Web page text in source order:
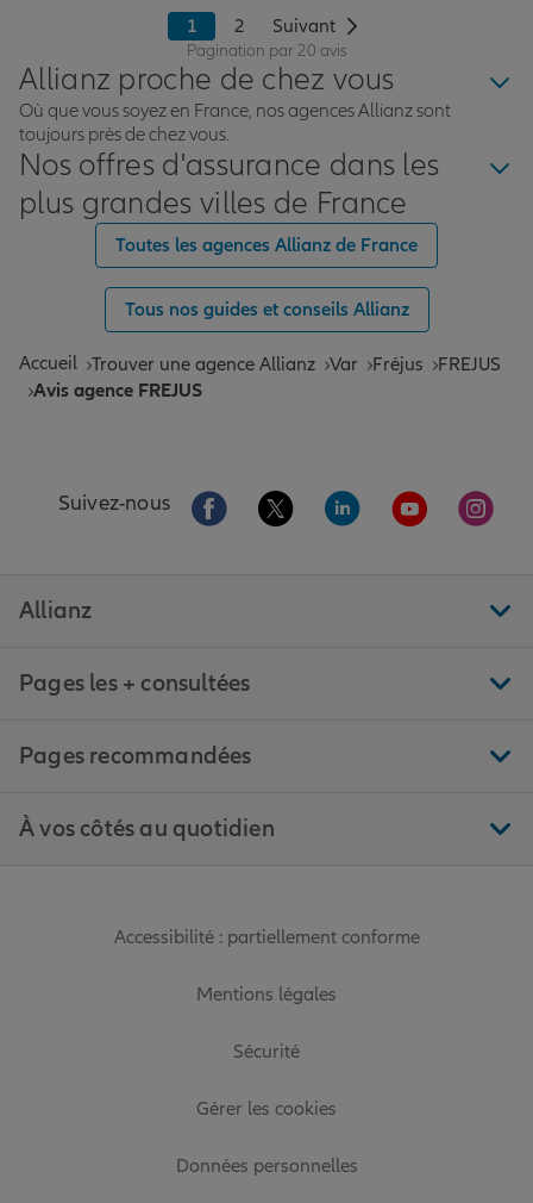
1 2 Suivant
Pagination par 20 avis
Allianz proche de chez vous
Où que vous soyez en France, nos agences Allianz sont
toujours près de chez vous.
Nos offres d'assurance dans les
plus grandes villes de France
Toutes les agences Allianz de France
Tous nos guides et conseils Allianz
Accueil Trouver une agence Allianz Var Fréjus
FREJUS
Avis agence FREJUS
Suivez-nous Aller sur la page Facebook de Allianz
Aller sur la page Twitter de
Aller sur la page
Aller sur la
Aller
Allianz
Pages les + consultées
Pages recommandées
À vos côtés au quotidien
Accessibilité : partiellement conforme
Mentions légales
Sécurité
Gérer les cookies
Données personnelles